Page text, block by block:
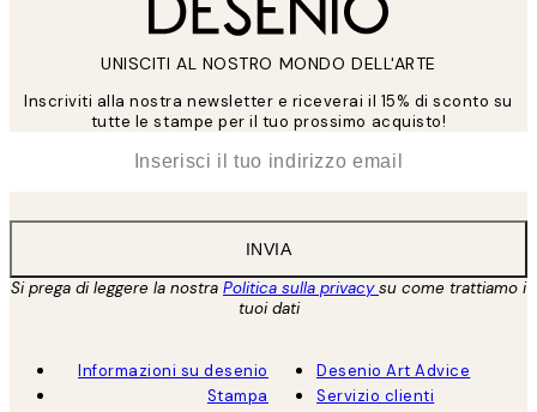
UNISCITI AL NOSTRO MONDO DELL'ARTE
Inscriviti alla nostra newsletter e riceverai il 15% di sconto su
tutte le stampe per il tuo prossimo acquisto!
INVIA
Si prega di leggere la nostra Politica sulla privacysu come trattiamo i
tuoi dati
Informazioni su desenio
Stampa
Desenio Art Advice
Servizio clienti